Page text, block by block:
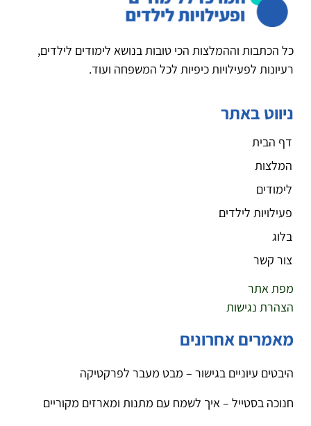
כל הכתבות וההמלצות הכי טובות בנושא לימודים לילדים,
רעיונות לפעילויות כיפיות לכל המשפחה ועוד.
ניווט באתר
דף הבית
המלצות
לימודים
פעילויות לילדים
בלוג
צור קשר
מפת אתר
הצהרת נגישות
מאמרים אחרונים
היבטים עיוניים בגישור – מבט מעבר לפרקטיקה
חנוכה בסטייל – איך לשמח עם מתנות ומארזים מקוריים